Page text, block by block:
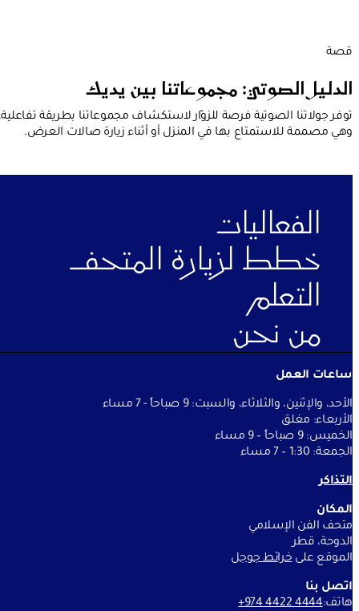
قصة
الدليل الصوتي: مجموعاتنا بين يديك
توفر جولاتنا الصوتية فرصة للزوّار لاستكشاف مجموعاتنا بطريقة
وهي مصممة للاستمتاع بها في المنزل أو أثناء زيارة صالات العرض.
الفعاليات
خطط لزيارة المتحف
التعلم
من نحن
ساعات العمل
الأحد، والإثنين، والثلاثاء، والسبت: 9 صباحاً - 7 مساء
الأربعاء: مغلق
الخميس: 9 صباحاً – 9 مساء
الجمعة: 1:30 – 7 مساء
التذاكر
المكان
متحف الفن الإسلامي
الدوحة، قطر
الموقع على خرائط جوجل
اتصل بنا
هاتف:+974 4422 4444